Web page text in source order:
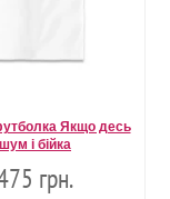
Якщо десь
шум і бійка
грн.